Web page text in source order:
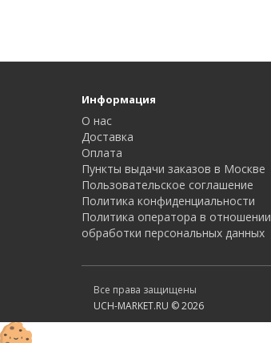
Информация
О нас
Доставка
Оплата
Пункты выдачи заказов в Москве
Пользовательское соглашение
Политика конфиденциальности
Политика оператора в отношении
обработки персональных данных
Все права защищены
UCH-MARKET.RU © 2026